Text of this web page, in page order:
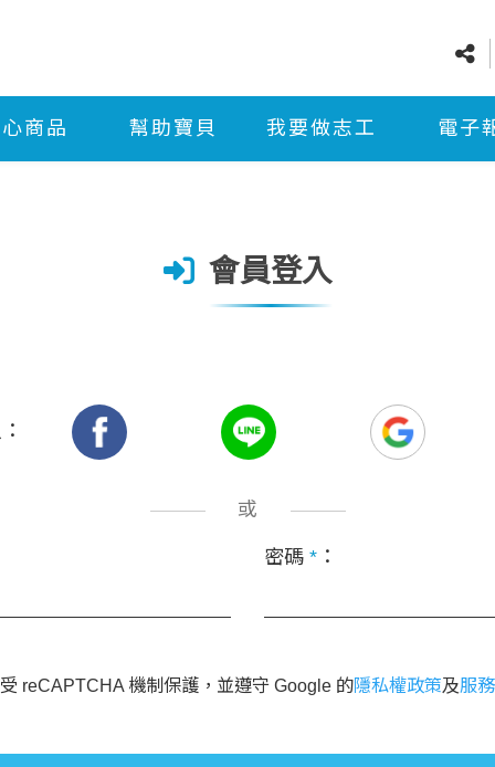
商品 幫助寶貝 我要做志工 電子
會員登入
或
密碼 * ：
reCAPTCHA 機制保護，並遵守 Google 的隱私權政策及服